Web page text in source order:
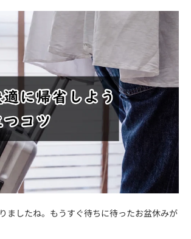
ましたね。もうすぐ待ちに待ったお盆休みが